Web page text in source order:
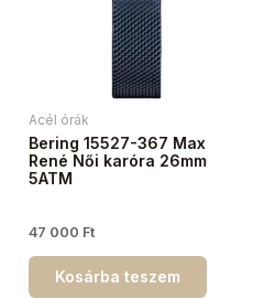
Acél órák
Bering 15527-367 Max
René Női karóra 26mm
5ATM
47 000 Ft
Kosárba teszem